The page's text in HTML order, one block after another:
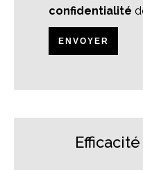
confidentialité
ENVOYER